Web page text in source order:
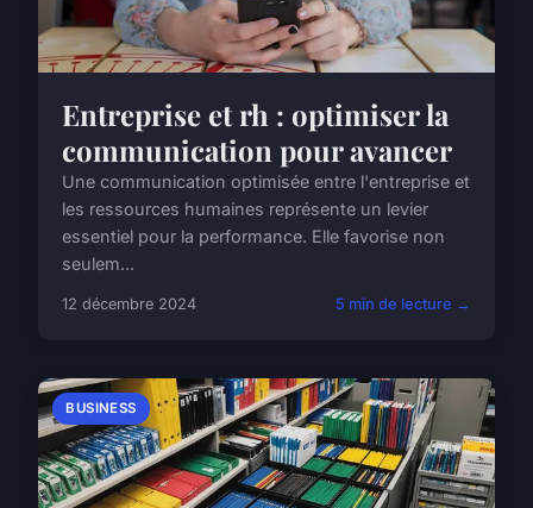
Entreprise et rh : optimiser la
communication pour avancer
Une communication optimisée entre l'entreprise et
les ressources humaines représente un levier
essentiel pour la performance. Elle favorise non
seulem...
12 décembre 2024 5 min de lecture →
BUSINESS